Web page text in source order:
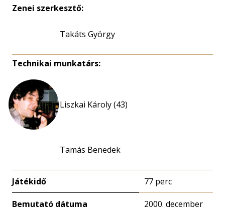
Zenei szerkesztő:
Takáts György
Technikai munkatárs:
Liszkai Károly (43)
Tamás Benedek
Játékidő 77 perc
Bemutató dátuma
2000. december